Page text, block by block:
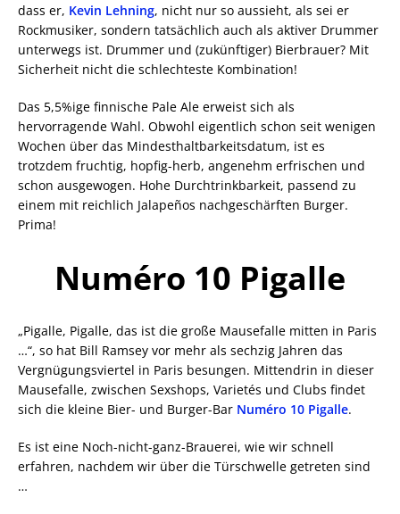
dass er, Kevin Lehning, nicht nur so aussieht, als sei er
Rockmusiker, sondern tatsächlich auch als aktiver Drummer
unterwegs ist. Drummer und (zukünftiger) Bierbrauer? Mit
Sicherheit nicht die schlechteste Kombination!
Das 5,5%ige finnische Pale Ale erweist sich als
hervorragende Wahl. Obwohl eigentlich schon seit wenigen
Wochen über das Mindesthaltbarkeitsdatum, ist es
trotzdem fruchtig, hopfig-herb, angenehm erfrischen und
schon ausgewogen. Hohe Durchtrinkbarkeit, passend zu
einem mit reichlich Jalapeños nachgeschärften Burger.
Prima!
Numéro 10 Pigalle
„Pigalle, Pigalle, das ist die große Mausefalle mitten in Paris
…“, so hat Bill Ramsey vor mehr als sechzig Jahren das
Vergnügungsviertel in Paris besungen. Mittendrin in dieser
Mausefalle, zwischen Sexshops, Varietés und Clubs findet
sich die kleine Bier- und Burger-Bar Numéro 10 Pigalle.
Es ist eine Noch-nicht-ganz-Brauerei, wie wir schnell
erfahren, nachdem wir über die Türschwelle getreten sind
…